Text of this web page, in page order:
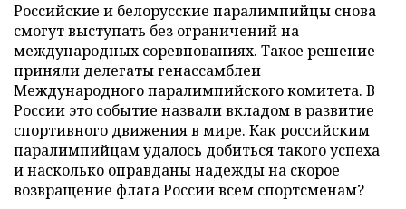
Российские и белорусские паралимпийцы снова
смогут выступать без ограничений на
международных соревнованиях. Такое решение
приняли делегаты генассамблеи
Международного паралимпийского комитета. В
России это событие назвали вкладом в развитие
спортивного движения в мире. Как российским
паралимпийцам удалось добиться такого успеха
и насколько оправданы надежды на скорое
возвращение флага России всем спортсменам?